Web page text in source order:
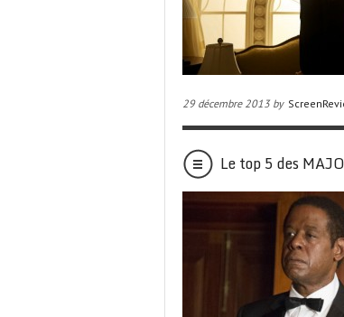
29 décembre 2013 by
Le top 5 des